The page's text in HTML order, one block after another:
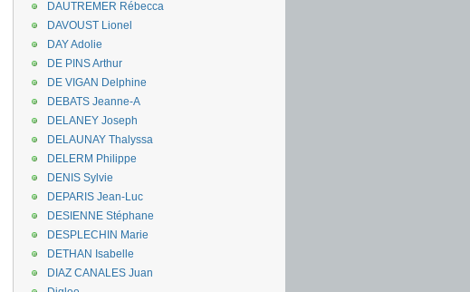
DAUTREMER Rébecca
DAVOUST Lionel
DAY Adolie
DE PINS Arthur
DE VIGAN Delphine
DEBATS Jeanne-A
DELANEY Joseph
DELAUNAY Thalyssa
DELERM Philippe
DENIS Sylvie
DEPARIS Jean-Luc
DESIENNE Stéphane
DESPLECHIN Marie
DETHAN Isabelle
DIAZ CANALES Juan